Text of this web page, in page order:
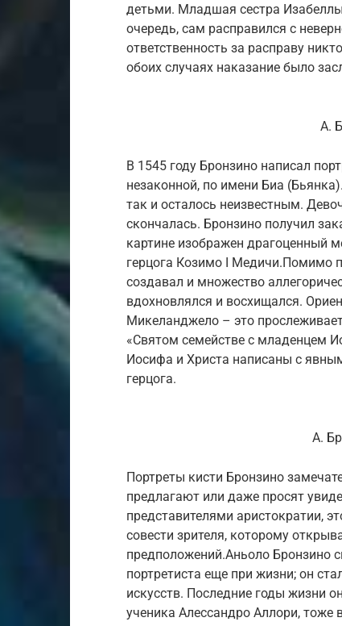
детьми. Младшая сестра
очередь, сам расправился с
ответственность за расправу
обоих случаях наказание было
А.
В 1545 году Бронзино написал
незаконной, по имени Биа
так и осталось неизвестным.
скончалась. Бронзино получил
картине изображен драгоценный
герцога Козимо I Медичи.Помимо
создавал и множество
вдохновлялся и восхищался.
Микеланджело – это
«Святом семействе с младенцем
Иосифа и Христа написаны с
герцога.
А.
Портреты кисти Бронзино
предлагают или даже просят
представителями аристократии,
совести зрителя, которому
предположений.Аньоло Бронзино
портретиста еще при жизни; он
искусств. Последние годы жизни
ученика Алессандро Аллори, тоже